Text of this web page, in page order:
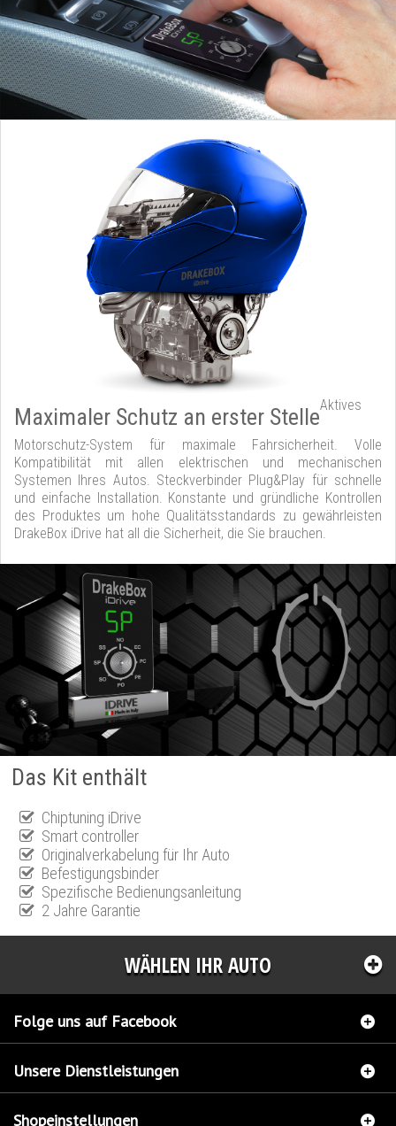
Maximaler Schutz an erster StelleAktives
Motorschutz-System für maximale Fahrsicherheit. Volle
Kompatibilität mit allen elektrischen und mechanischen
Systemen Ihres Autos. Steckverbinder Plug&Play für schnelle
und einfache Installation. Konstante und gründliche Kontrollen
des Produktes um hohe Qualitätsstandards zu gewährleisten
DrakeBox iDrive hat all die Sicherheit, die Sie brauchen.
Das Kit enthält
Chiptuning iDrive
Smart controller
Originalverkabelung für Ihr Auto
Befestigungsbinder
Spezifische Bedienungsanleitung
2 Jahre Garantie
WÄHLEN IHR AUTO
Folge uns auf Facebook
Unsere Dienstleistungen
Shopeinstellungen